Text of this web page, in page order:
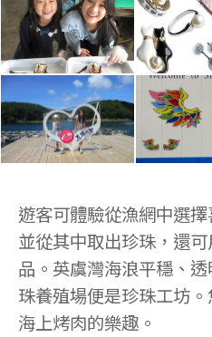
遊客可體驗從漁網中選
並從其中取出珍珠，還
品。英虞灣海浪平穩、
珠養殖場便是珍珠工坊
海上烤肉的樂趣。